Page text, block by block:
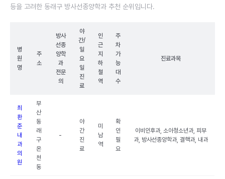
등을 고려한 동래구 방사선종양학과 추천 순위입니다.
병
원
명
주
소
방사
선종
양학
과
전문
의
야
간/
일
요
일
진
료
인
근
지
하
철
역
주
차
가
능
대
수
진료과목
최
환
준
내
과
의
원
부
산
동
래
구
온
천
동
-
야
간
진
료
미
남
역
확
인
필
요
이비인후과, 소아청소년과, 피부
과, 방사선종양학과, 결핵과, 내과